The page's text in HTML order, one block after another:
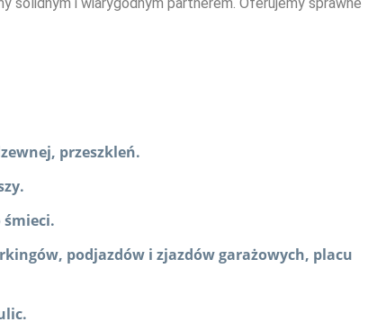
przeszkleń.
śmieci.
podjazdów i zjazdów garażowych, placu